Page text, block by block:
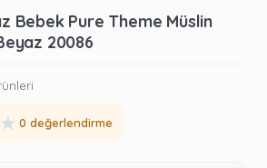
Bebek Pure Theme Müslin
20086
★ 0 değerlendirme